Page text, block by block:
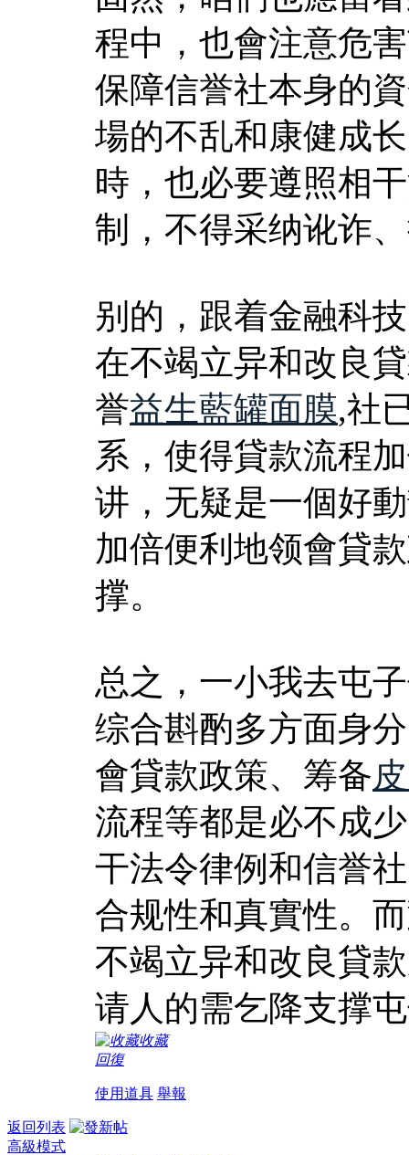
程中，也會注意危
保障信誉社本身的
場的不乱和康健成
時，也必要遵照相
制，不得采纳讹诈
别的，跟着金融科
在不竭立异和改良
誉益生藍罐面膜,社
系，使得貸款流程
讲，无疑是一個好
加倍便利地领會貸
撑。
总之，一小我去屯
综合斟酌多方面身
會貸款政策、筹备
流程等都是必不成
干法令律例和信誉
合规性和真實性。
不竭立异和改良貸
请人的需乞降支撑
收藏
回復
使用道具 舉報
返回列表
高級模式